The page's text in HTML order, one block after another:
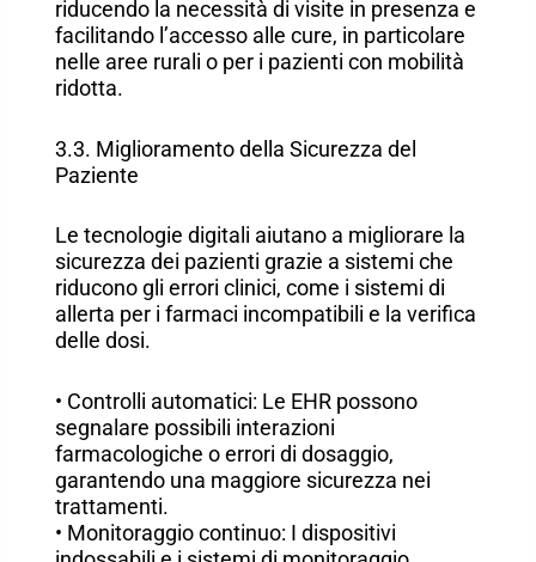
riducendo la necessità di visite in presenza e
facilitando l’accesso alle cure, in particolare
nelle aree rurali o per i pazienti con mobilità
ridotta.
3.3. Miglioramento della Sicurezza del
Paziente
Le tecnologie digitali aiutano a migliorare la
sicurezza dei pazienti grazie a sistemi che
riducono gli errori clinici, come i sistemi di
allerta per i farmaci incompatibili e la verifica
delle dosi.
• Controlli automatici: Le EHR possono
segnalare possibili interazioni
farmacologiche o errori di dosaggio,
garantendo una maggiore sicurezza nei
trattamenti.
• Monitoraggio continuo: I dispositivi